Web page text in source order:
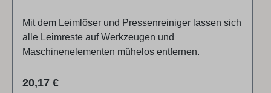
Mit dem Leimlöser und Pressenreiniger lassen sich
alle Leimreste auf Werkzeugen und
Maschinenelementen mühelos entfernen.
Regulärer Preis:
20,17 €